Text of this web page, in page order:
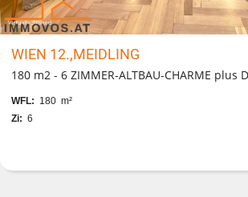
WIEN 12.,MEIDLING
180 m2 - 6 ZIMMER-ALTBAU-CHARME plus
WFL: 180 m²
Zi: 6